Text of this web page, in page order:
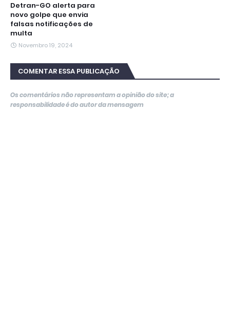
Detran-GO alerta para
novo golpe que envia
falsas notificações de
multa
Novembro 19, 2024
COMENTAR ESSA PUBLICAÇÃO
Os comentários não representam a opinião do site; a
responsabilidade é do autor da mensagem